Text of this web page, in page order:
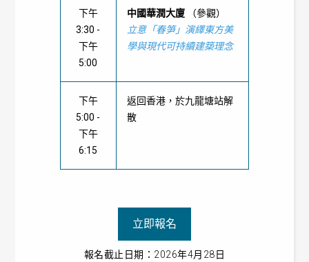
下午
3:30 -
下午
5:00
中國華潤大廈（參觀）
立意「春笋」演繹東方美
學與現代可持續建築理念
下午
5:00 -
下午
6:15
返回香港，於九龍塘站解
散
立即報名
報名截止日期：2026年4月28日